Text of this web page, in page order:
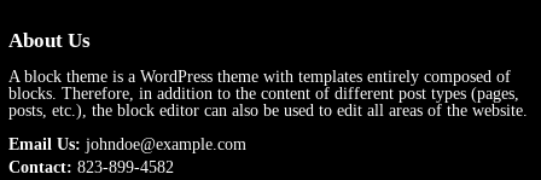
About Us
A block theme is a WordPress theme with templates entirely composed of
blocks. Therefore, in addition to the content of different post types (pages,
posts, etc.), the block editor can also be used to edit all areas of the website.
Email Us: johndoe@example.com
Contact: 823-899-4582